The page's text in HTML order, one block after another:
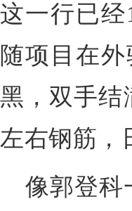
这一行已
随项目在
黑，双手结
左右钢筋，
像郭登科